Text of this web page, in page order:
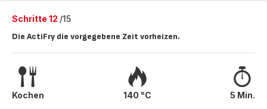
Schritte 12 /15
Die ActiFry die vorgegebene Zeit vorheizen.
Kochen 140 °C 5 Min.